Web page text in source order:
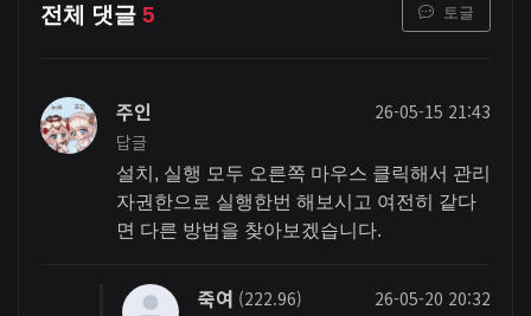
전체 댓글 5 토글
주인
26-05-15 21:43
답글
설치, 실행 모두 오른쪽 마우스 클릭해서 관리
자권한으로 실행한번 해보시고 여전히 같다
면 다른 방법을 찾아보겠습니다.
죽여 (222.96)
26-05-20 20:32